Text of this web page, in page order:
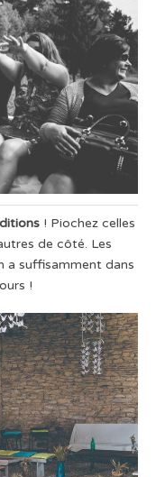
! Piochez celles
de côté. Les
a suffisamment dans
!